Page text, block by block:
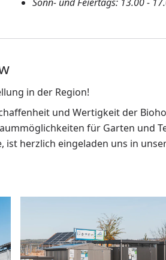
in der Region!
und Wertigkeit der
für Garten und
ist herzlich eingeladen uns in